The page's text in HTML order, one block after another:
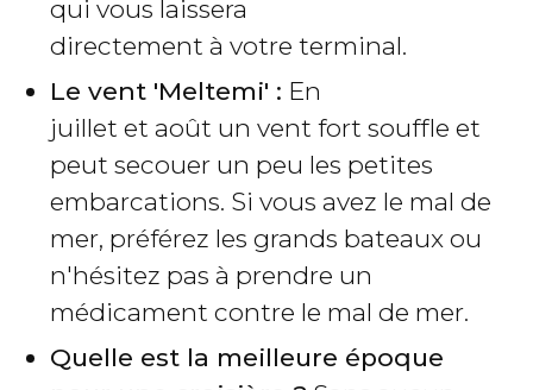
qui vous laissera
directement à votre terminal.
Le vent 'Meltemi' : En
juillet et août un vent fort souffle et
peut secouer un peu les petites
embarcations. Si vous avez le mal de
mer, préférez les grands bateaux ou
n'hésitez pas à prendre un
médicament contre le mal de mer.
Quelle est la meilleure époque